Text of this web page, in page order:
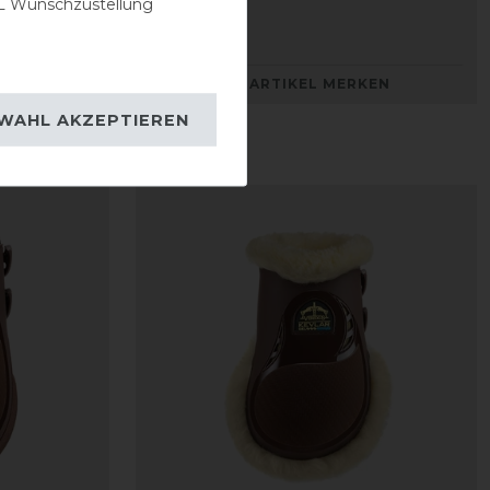
ARTIKEL MERKEN
AKZEPTIEREN